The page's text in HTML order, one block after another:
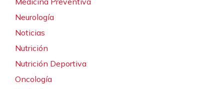
Neurología
Noticias
Nutrición
Nutrición Deportiva
Oncología